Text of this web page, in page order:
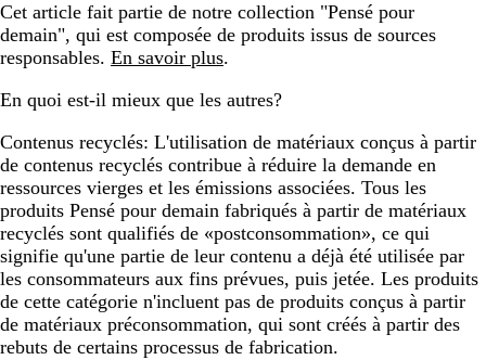
Cet article fait partie de notre collection "Pensé pour
demain", qui est composée de produits issus de sources
responsables. En savoir plus.
En quoi est-il mieux que les autres?
Contenus recyclés: L'utilisation de matériaux conçus à partir
de contenus recyclés contribue à réduire la demande en
ressources vierges et les émissions associées. Tous les
produits Pensé pour demain fabriqués à partir de matériaux
recyclés sont qualifiés de «postconsommation», ce qui
signifie qu'une partie de leur contenu a déjà été utilisée par
les consommateurs aux fins prévues, puis jetée. Les produits
de cette catégorie n'incluent pas de produits conçus à partir
de matériaux préconsommation, qui sont créés à partir des
rebuts de certains processus de fabrication.